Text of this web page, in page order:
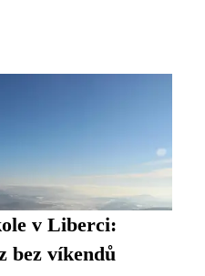
v Liberci:
bez víkendů